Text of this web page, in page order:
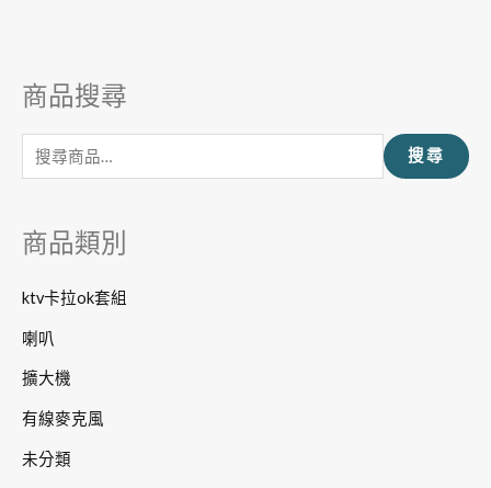
商品搜尋
搜
關
搜尋
商品類別
ktv卡拉ok套組
喇叭
擴大機
有線麥克風
未分類